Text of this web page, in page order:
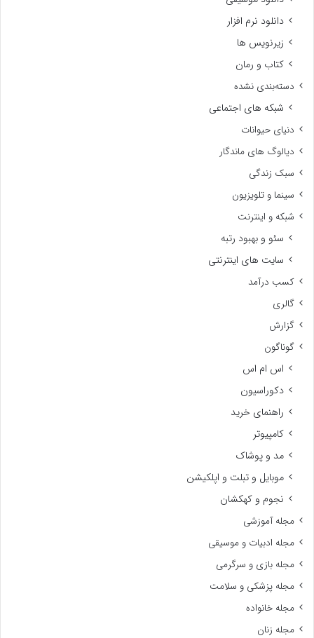
دانلود نرم افزار
زیرنویس ها
کتاب و رمان
دسته‌بندی نشده
شبکه های اجتماعی
دنیای حیوانات
دیالوگ های ماندگار
سبک زندگی
سینما و تلویزیون
شبکه و اینترنت
سئو و بهبود رتبه
سایت های اینترنتی
کسب درآمد
گالری
گزارش
گوناگون
اس ام اس
دکوراسیون
راهنمای خرید
کامپیوتر
مد و پوشاک
موبایل و تبلت و اپلکیشن
نجوم و کهکشان
مجله آموزشی
مجله ادبیات و موسیقی
مجله بازی و سرگرمی
مجله پزشکی و سلامت
مجله خانواده
مجله زنان